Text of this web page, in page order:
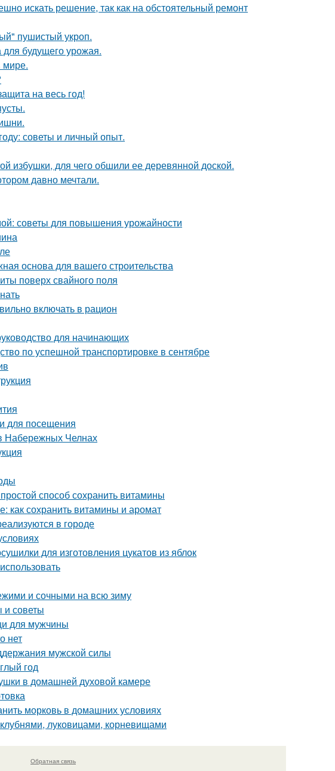
искать решение, так как на обстоятельный ремонт
пушистый укроп.
будущего урожая.
мире.
на весь год!
советы и личный опыт.
избушки, для чего обшили ее деревянной доской.
давно мечтали.
советы для повышения урожайности
основа для вашего строительства
поверх свайного поля
включать в рацион
для начинающих
по успешной транспортировке в сентябре
для посещения
Набережных Челнах
способ сохранить витамины
как сохранить витамины и аромат
в городе
для изготовления цукатов из яблок
и сочными на всю зиму
и советы
для мужчины
нет
мужской силы
год
в домашней духовой камере
морковь в домашних условиях
луковицами, корневищами
Обратная связь